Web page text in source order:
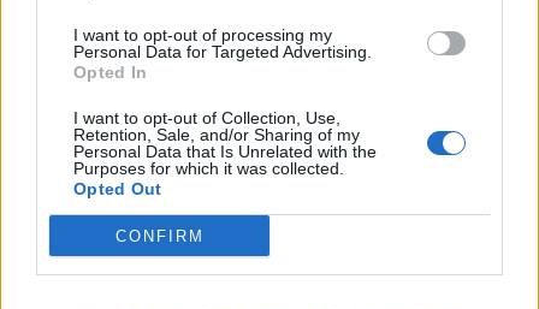
I want to opt-out of processing my
Personal Data for Targeted Advertising.
Opted In
I want to opt-out of Collection, Use,
Retention, Sale, and/or Sharing of my
Personal Data that Is Unrelated with the
Purposes for which it was collected.
Opted Out
CONFIRM